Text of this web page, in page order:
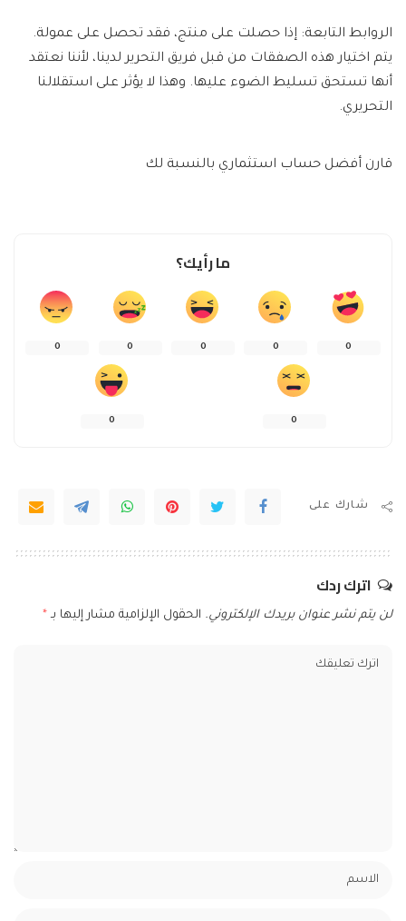
الروابط التابعة: إذا حصلت على منتج، فقد تحصل على عمولة.
يتم اختيار هذه الصفقات من قبل فريق التحرير لدينا، لأننا نعتقد
أنها تستحق تسليط الضوء عليها. وهذا لا يؤثر على استقلالنا
التحريري.
قارن أفضل حساب استثماري بالنسبة لك
ما رأيك؟
0
0
0
0
0
0
0
شارك على
اترك ردك
لن يتم نشر عنوان بريدك الإلكتروني. الحقول الإلزامية مشار إليها بـ *